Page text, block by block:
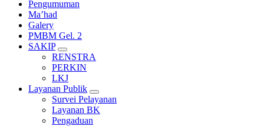
Pengumuman
Ma’had
Galery
PMBM Gel. 2
SAKIP
RENSTRA
PERKIN
LKJ
Layanan Publik
Survei Pelayanan
Layanan BK
Pengaduan